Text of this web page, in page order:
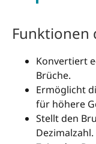
Funktionen
Konvertiert
Brüche.
Ermöglicht
für höhere
Stellt den
Dezimalzahl.